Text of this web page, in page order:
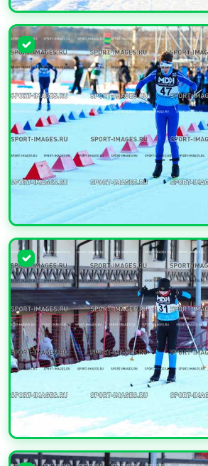
УВЕЛИЧИТЬ
УВЕЛИЧИТЬ
УВЕЛИЧИТЬ